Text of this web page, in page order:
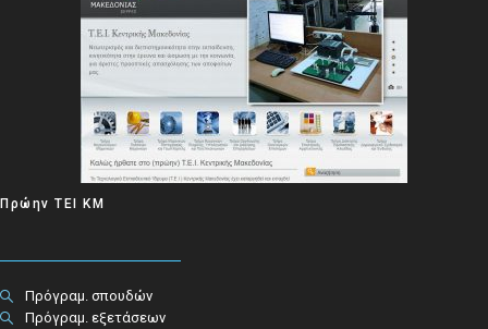
Πρώην ΤΕΙ ΚΜ
Πρόγραμ. σπουδών
Πρόγραμ. εξετάσεων